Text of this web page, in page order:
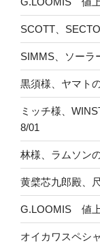
SCOTT、
SIMMS、ソーラ
黒須様、ヤマト
ミッチ様、
8/01
林様、ラムソン
黄檗芯九郎殿、
G.LOOMIS 値上
オイカワスペシ